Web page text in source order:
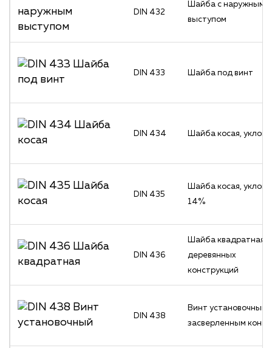
DIN 432
Шайба с наружным
выступом
DIN 433 Шайба под винт
DIN 434 Шайба косая, уклон
DIN 435
Шайба косая, уклон
14%
DIN 436
Шайба квадратная
деревянных
конструкций
DIN 438
Винт установочный с
засверленным